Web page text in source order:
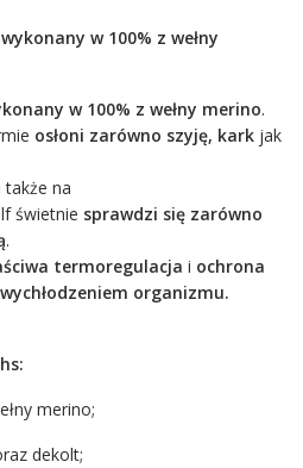
w 100% z wełny
w 100% z wełny merino.
osłoni zarówno szyję, kark jak
także na
świetnie sprawdzi się zarówno
.
termoregulacja i ochrona
organizmu.
merino;
dekolt;